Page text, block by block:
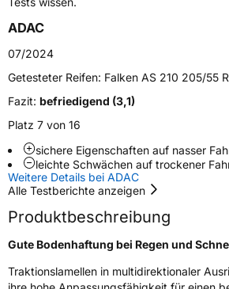
Zustand
M+SJa
EU Label
EffizienzD
NasshaftungC
B
Rollgeräusch (dB)
71
ADAC
07/2024
Getesteter Reifen: Falken AS 210 205/55
Fazit: befriedigend (3,1)
Platz 7 von 16
sichere Eigenschaften auf nasser
leichte Schwächen auf trockener
Weitere Details bei ADAC
Alle Testberichte anzeigen
Produktbeschreibung
Gute Bodenhaftung bei Regen und
Traktionslamellen in multidirektionaler